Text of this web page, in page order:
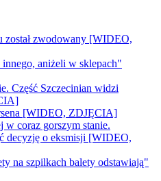
został zwodowany [WIDEO,
aniżeli w sklepach"
Część Szczecinian widzi
[WIDEO, ZDJĘCIA]
coraz gorszym stanie.
decyzję o eksmisji [WIDEO,
na szpilkach balety odstawiają"